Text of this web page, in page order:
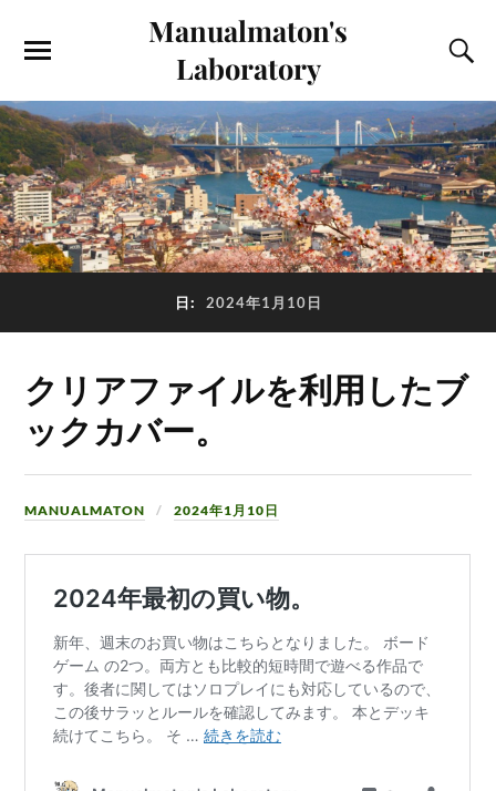
Manualmaton's
Laboratory
日: 2024年1月10日
クリアファイルを利用したブ
ックカバー。
MANUALMATON 2024年1月10日